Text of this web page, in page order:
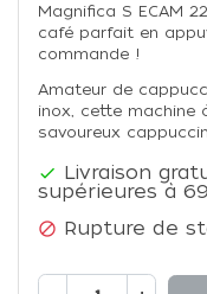
Magnifica S ECAM
café parfait en
commande !
Amateur de
inox, cette machine
savoureux
 Livraison
supérieures à
 Rupture de